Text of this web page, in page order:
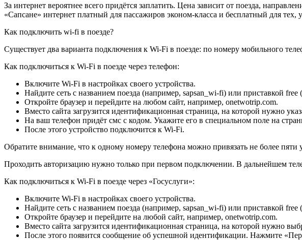
За интернет вероятнее всего придётся заплатить. Цена зависит от поезда,
«Сапсане» интернет платный для пассажиров эконом-класса и бесплатный для тех,
Как подключить wi-fi в поезде?
Существует два варианта подключения к Wi-Fi в поезде: по номеру мобильного
Как подключиться к Wi-Fi в поезде через телефон:
Включите Wi-Fi в настройках своего устройства.
Найдите сеть с названием поезда (например, sapsan_wi-fi) или приставкой
Откройте браузер и перейдите на любом сайт, например, onetwotrip.com.
Вместо сайта загрузится идентификационная страница, на которой нужно
На ваш телефон придёт смс с кодом. Укажите его в специальном поле на
После этого устройство подключится к Wi-Fi.
Обратите внимание, что к одному номеру телефона можно привязать не более пяти
Проходить авторизацию нужно только при первом подключении. В дальнейшем
Как подключиться к Wi-Fi в поезде через «Госуслуги»:
Включите Wi-Fi в настройках своего устройства.
Найдите сеть с названием поезда (например, sapsan_wi-fi) или приставкой
Откройте браузер и перейдите на любой сайт, например, onetwotrip.com.
Вместо сайта загрузится идентификационная страница, на которой нужно
После этого появится сообщение об успешной идентификации. Нажмите